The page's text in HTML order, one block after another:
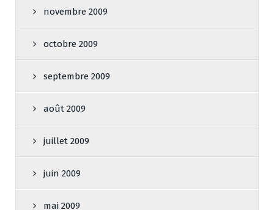
novembre 2009
octobre 2009
septembre 2009
août 2009
juillet 2009
juin 2009
mai 2009